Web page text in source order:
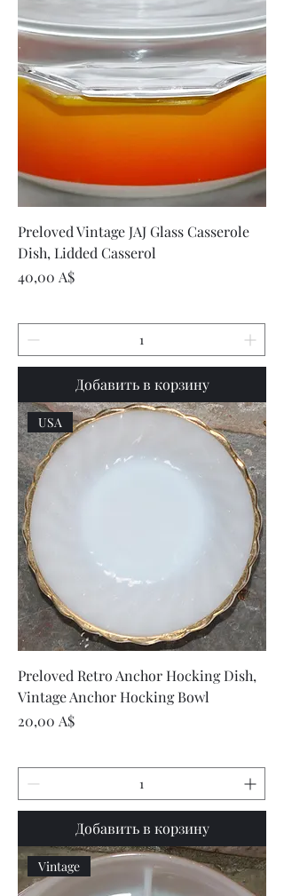
Preloved Vintage JAJ Glass Casserole
Dish, Lidded Casserol
Цена
40,00 A$
Добавить в корзину
USA
Preloved Retro Anchor Hocking Dish,
Vintage Anchor Hocking Bowl
Цена
20,00 A$
Добавить в корзину
Vintage